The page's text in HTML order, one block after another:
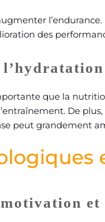
des
que la
De
peut grandement
motivation